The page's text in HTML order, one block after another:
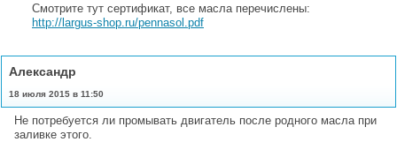
Смотрите тут сертификат, все масла перечислены:
http://largus-shop.ru/pennasol.pdf
Александр
18 июля 2015 в 11:50
Не потребуется ли промывать двигатель после родного масла при
заливке этого.